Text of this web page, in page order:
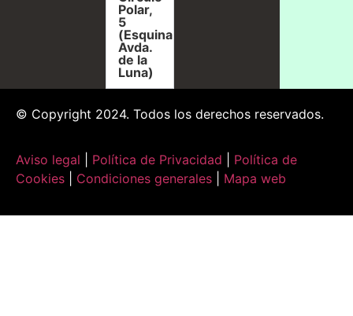
Polar,
5
(Esquina
Avda.
de la
Luna)
© Copyright 2024. Todos los derechos reservados.
Aviso legal Política de Privacidad
Política de
Cookies
Condiciones generales Mapa web